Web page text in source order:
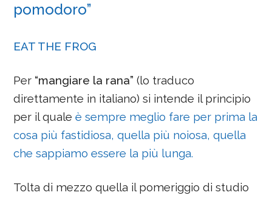
pomodoro”
EAT THE FROG
Per “mangiare la rana” (lo traduco
direttamente in italiano) si intende il principio
per il qualeè sempre meglio fare per prima la
cosa più fastidiosa, quella più noiosa, quella
che sappiamo essere la più lunga.
Tolta di mezzo quella il pomeriggio di studio